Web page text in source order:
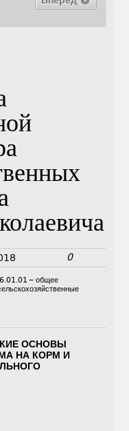
0
– общее
ОСНОВЫ
НА КОРМ И